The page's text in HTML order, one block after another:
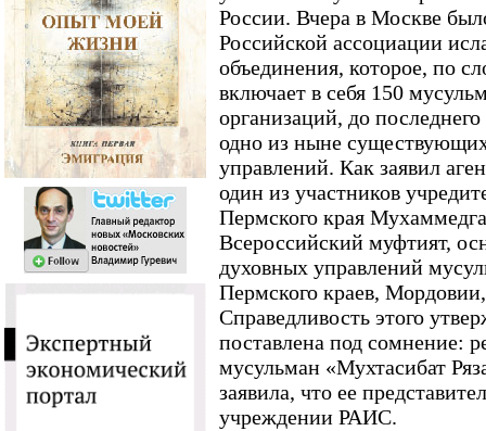
России. Вчера в Москве
Российской ассоциации
объединения, которое, по
включает в себя 150
организаций, до
одно из ныне
управлений. Как заявил
один из участников
Пермского края
Всероссийский муфтият,
духовных управлений
Пермского краев,
Справедливость этого
поставлена под сомнение:
мусульман «Мухтасибат
заявила, что ее
учреждении РАИС.